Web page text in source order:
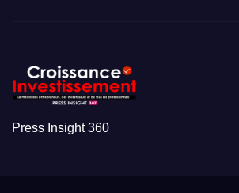
Press Insight 360